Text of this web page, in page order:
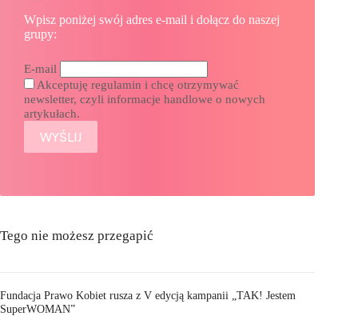
Wpisz poniżej swój adres e-mail i dołącz do naszej
grupy:
E-mail
Akceptuję regulamin i chcę otrzymywać
newsletter, czyli informacje handlowe o nowych
artykułach.
Tego nie możesz przegapić
Fundacja Prawo Kobiet rusza z V edycją kampanii „TAK! Jestem
SuperWOMAN”